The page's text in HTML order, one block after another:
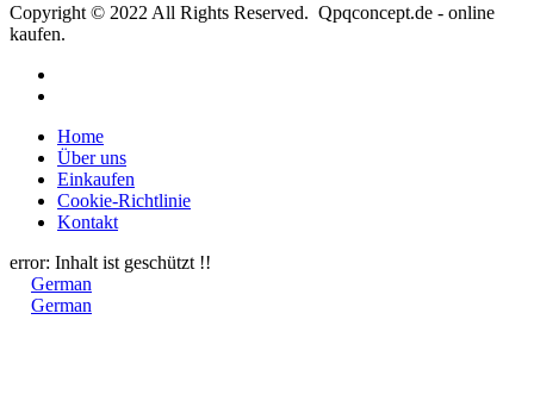
Copyright © 2022 All Rights Reserved. Qpqconcept.de - online
kaufen.
Home
Über uns
Einkaufen
Cookie-Richtlinie
Kontakt
error: Inhalt ist geschützt !!
German
German